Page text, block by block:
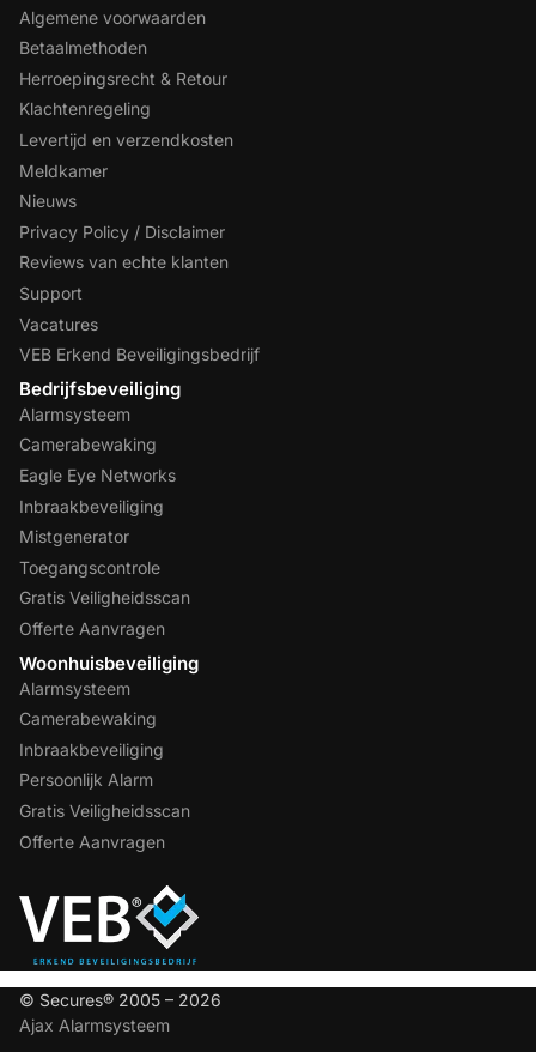
Algemene voorwaarden
Betaalmethoden
Herroepingsrecht & Retour
Klachtenregeling
Levertijd en verzendkosten
Meldkamer
Nieuws
Privacy Policy / Disclaimer
Reviews van echte klanten
Support
Vacatures
VEB Erkend Beveiligingsbedrijf
Bedrijfsbeveiliging
Alarmsysteem
Camerabewaking
Eagle Eye Networks
Inbraakbeveiliging
Mistgenerator
Toegangscontrole
Gratis Veiligheidsscan
Offerte Aanvragen
Woonhuisbeveiliging
Alarmsysteem
Camerabewaking
Inbraakbeveiliging
Persoonlijk Alarm
Gratis Veiligheidsscan
Offerte Aanvragen
© Secures® 2005 – 2026
Ajax Alarmsysteem